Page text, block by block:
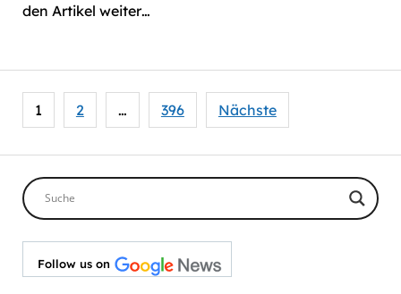
den Artikel weiter…
Seitennummerierung
der
1 2 … 396 Nächste
Follow us on